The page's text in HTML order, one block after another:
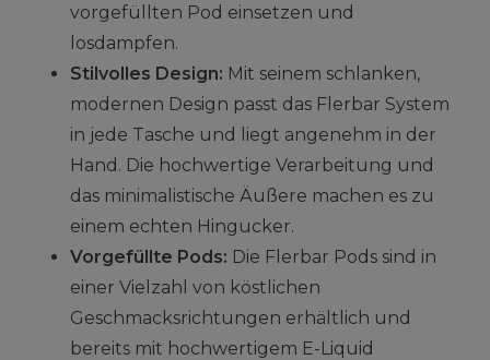
vorgefüllten Pod einsetzen und
losdampfen.
Stilvolles Design: Mit seinem schlanken,
modernen Design passt das Flerbar System
in jede Tasche und liegt angenehm in der
Hand. Die hochwertige Verarbeitung und
das minimalistische Äußere machen es zu
einem echten Hingucker.
Vorgefüllte Pods: Die Flerbar Pods sind in
einer Vielzahl von köstlichen
Geschmacksrichtungen erhältlich und
bereits mit hochwertigem E-Liquid